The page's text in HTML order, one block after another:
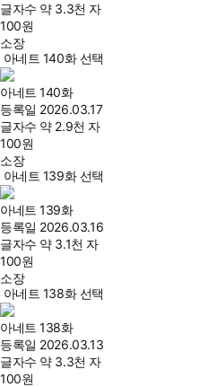
글자수 약 3.3천 자
100원
소장
아네트 140화 선택
아네트 140화
등록일 2026.03.17
글자수 약 2.9천 자
100원
소장
아네트 139화 선택
아네트 139화
등록일 2026.03.16
글자수 약 3.1천 자
100원
소장
아네트 138화 선택
아네트 138화
등록일 2026.03.13
글자수 약 3.3천 자
100원